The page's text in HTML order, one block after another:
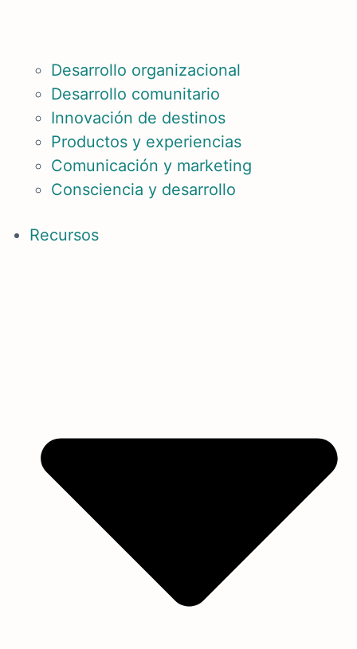
Desarrollo organizacional
Desarrollo comunitario
Innovación de destinos
Productos y experiencias
Comunicación y marketing
Consciencia y desarrollo
Recursos